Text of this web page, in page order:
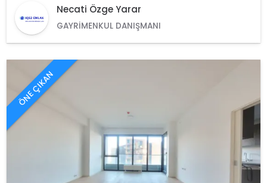
Necati Özge Yarar
GAYRIMENKUL DANIŞMANI
ÖNE ÇIKAN